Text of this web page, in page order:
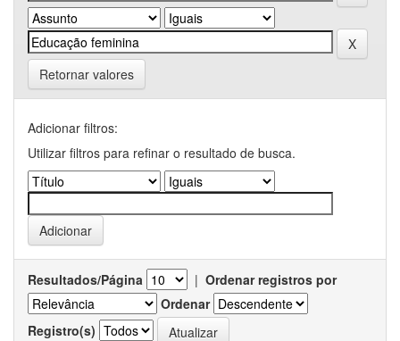
Retornar valores
Adicionar filtros:
Utilizar filtros para refinar o resultado de busca.
Resultados/Página | Ordenar registros por
Ordenar
Registro(s)